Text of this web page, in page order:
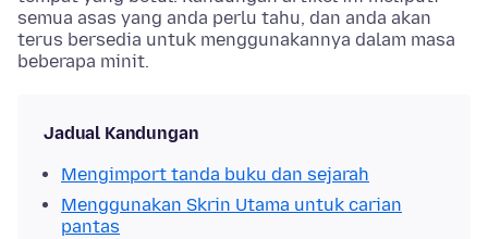
semua asas yang anda perlu tahu, dan anda akan
terus bersedia untuk menggunakannya dalam masa
beberapa minit.
Jadual Kandungan
Mengimport tanda buku dan sejarah
Menggunakan Skrin Utama untuk carian
pantas